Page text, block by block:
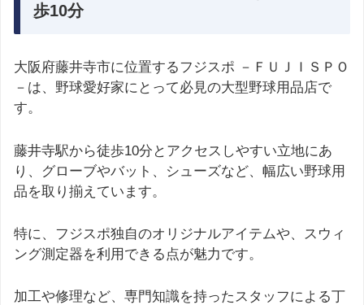
歩10分
大阪府藤井寺市に位置するフジスポ －ＦＵＪＩＳＰＯ
－は、野球愛好家にとって必見の大型野球用品店で
す。
藤井寺駅から徒歩10分とアクセスしやすい立地にあ
り、グローブやバット、シューズなど、幅広い野球用
品を取り揃えています。
特に、フジスポ独自のオリジナルアイテムや、スウィ
ング測定器を利用できる点が魅力です。
加工や修理など、専門知識を持ったスタッフによる丁